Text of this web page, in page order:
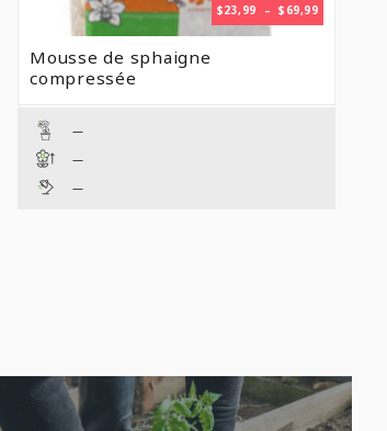
$23,99 – $ 69,99PLAGE
DE
Mousse de sphaigne
compressée
—
—
—